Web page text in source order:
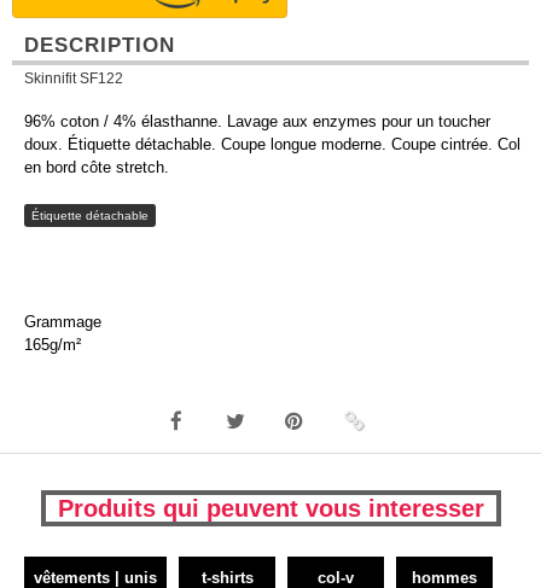
DESCRIPTION
Skinnifit SF122
96% coton / 4% élasthanne. Lavage aux enzymes pour un toucher
doux. Étiquette détachable. Coupe longue moderne. Coupe cintrée. Col
en bord côte stretch.
Étiquette détachable
Grammage
165g/m²
Produits qui peuvent vous interesser
vêtements | unis t-shirts col-v hommes